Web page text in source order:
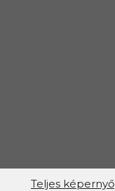
Teljes képernyő